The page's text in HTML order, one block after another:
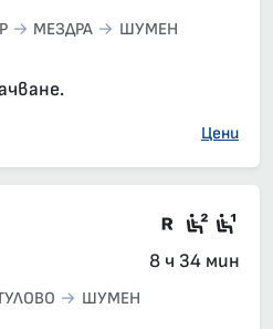
МЕЗДРА ШУМЕН
Цени
Влак
8 ч 34 мин
ШУМЕН